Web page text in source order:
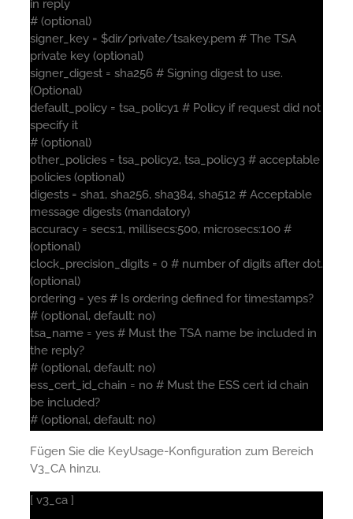
in reply
# (optional)
signer_key = $dir/private/tsakey.pem # The TSA
private key (optional)
signer_digest = sha256 # Signing digest to use.
(Optional)
default_policy = tsa_policy1 # Policy if request did not
specify it
# (optional)
other_policies = tsa_policy2, tsa_policy3 # acceptable
policies (optional)
digests = sha1, sha256, sha384, sha512 # Acceptable
message digests (mandatory)
accuracy = secs:1, millisecs:500, microsecs:100 #
(optional)
clock_precision_digits = 0 # number of digits after dot.
(optional)
ordering = yes # Is ordering defined for timestamps?
# (optional, default: no)
tsa_name = yes # Must the TSA name be included in
the reply?
# (optional, default: no)
ess_cert_id_chain = no # Must the ESS cert id chain
be included?
# (optional, default: no)
Fügen Sie die KeyUsage-Konfiguration zum Bereich
V3_CA hinzu.
[ v3_ca ]